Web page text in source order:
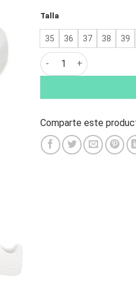
Talla
35 36 37 38 39
Zapatilla New Walk
Alternative:
Comparte este